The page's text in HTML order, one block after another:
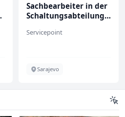
Sachbearbeiter in der
Schaltungsabteilung
Servicepoint
Sarajevo